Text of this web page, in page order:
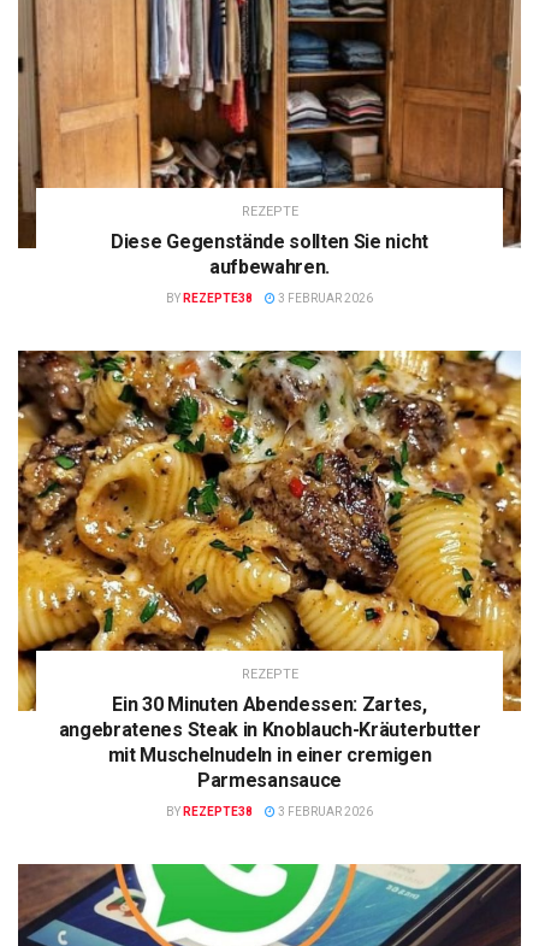
REZEPTE
Diese Gegenstände sollten Sie nicht
aufbewahren.
BY REZEPTE38 3 FEBRUAR 2026
REZEPTE
Ein 30 Minuten Abendessen: Zartes,
angebratenes Steak in Knoblauch-Kräuterbutter
mit Muschelnudeln in einer cremigen
Parmesansauce
BY REZEPTE38 3 FEBRUAR 2026